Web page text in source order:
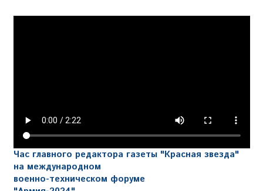
Час главного редактора газеты "Красная звезда"
на международном
военно-техническом форуме